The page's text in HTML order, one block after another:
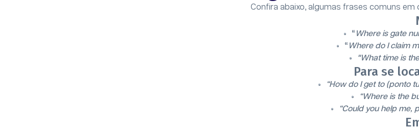
Confira abaixo, algumas frases comuns
“ Where is gate
“ Where do I claim
"What time is
Para se
“How do I get to (ponto
“Where is the
“Could you help me,